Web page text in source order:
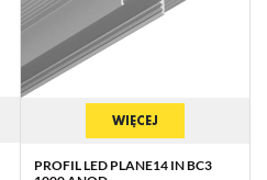
WIĘCEJ
PROFIL LED PLANE14 IN BC3